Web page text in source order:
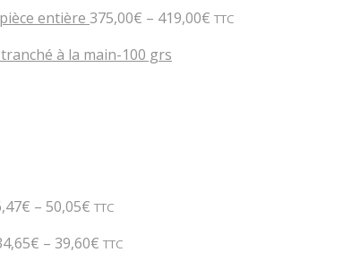
entière 375,00€ – 419,00€ TTC
à la main-100 grs
€ – 50,05€ TTC
€ – 39,60€ TTC